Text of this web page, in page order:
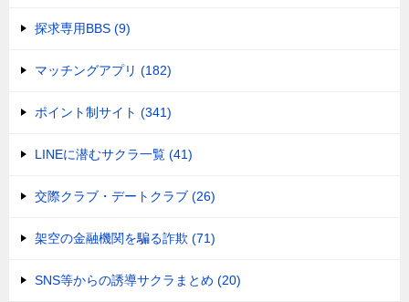
探求専用BBS (9)
マッチングアプリ (182)
ポイント制サイト (341)
LINEに潜むサクラ一覧 (41)
交際クラブ・デートクラブ (26)
架空の金融機関を騙る詐欺 (71)
SNS等からの誘導サクラまとめ (20)